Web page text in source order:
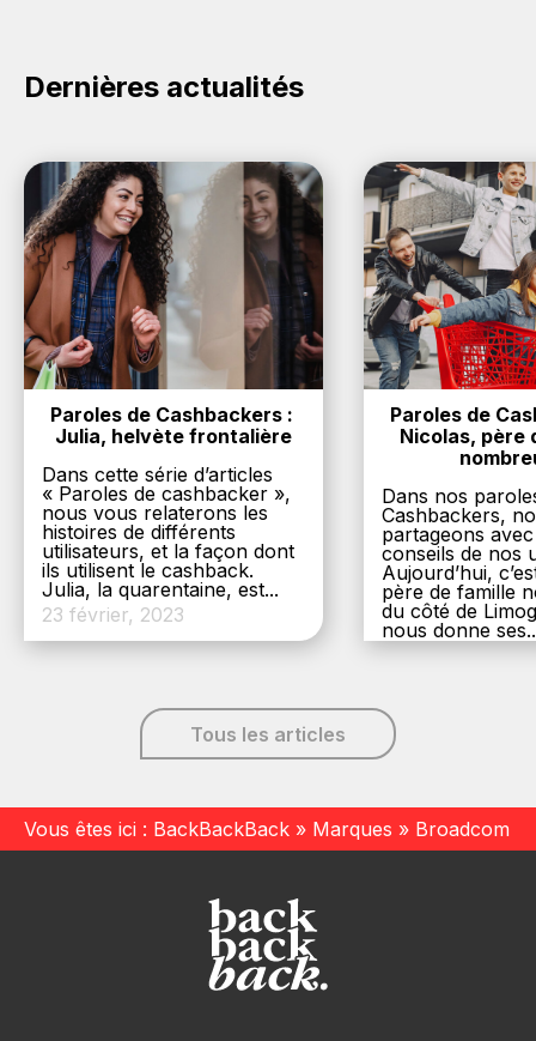
achat sur le site Broadcom.
Dernières actualités
Paroles de Cashbackers :
Julia, helvète frontalière
Dans cette série d’articles
« Paroles de cashbacker »,
nous vous relaterons les
histoires de différents
utilisateurs, et la façon dont
ils utilisent le cashback.
Julia, la quarentaine, est...
23 février, 2023
Paroles de
Nicolas, père
Dans nos
Cashbackers,
partageons
conseils de nos
Aujourd’hui,
père de famille
du côté de
nous donne
Tous les articles
Vous êtes ici : BackBackBack » Marques » Broadcom